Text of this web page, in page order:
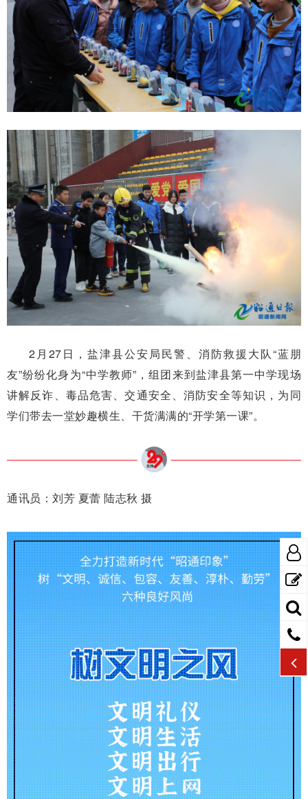
2月27日，盐津县公安局民警、消防救援大队“蓝朋
友”纷纷化身为“中学教师”，组团来到盐津县第一中学现场
讲解反诈、毒品危害、交通安全、消防安全等知识，为同
学们带去一堂妙趣横生、干货满满的“开学第一课”。
通讯员：刘芳 夏蕾 陆志秋 摄